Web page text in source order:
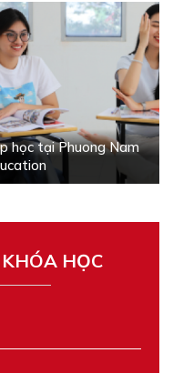
học tại Phuong Nam
HỌC